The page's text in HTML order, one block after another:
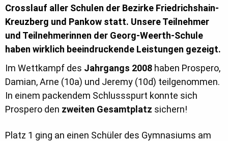
Crosslauf aller Schulen der Bezirke Friedrichshain-
Kreuzberg und Pankow statt. Unsere Teilnehmer
und Teilnehmerinnen der Georg-Weerth-Schule
haben wirklich beeindruckende Leistungen gezeigt.
Im Wettkampf des Jahrgangs 2008 haben Prospero,
Damian, Arne (10a) und Jeremy (10d) teilgenommen.
In einem packendem Schlussspurt konnte sich
Prospero den zweiten Gesamtplatz sichern!
Platz 1 ging an einen Schüler des Gymnasiums am